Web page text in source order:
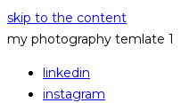
skip to the content
my photography temlate 1
linkedin
instagram